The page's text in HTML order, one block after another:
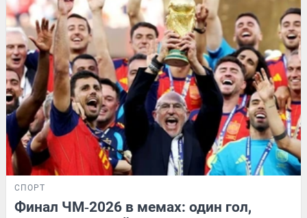
СПОРТ
Финал ЧМ‑2026 в мемах: один гол,